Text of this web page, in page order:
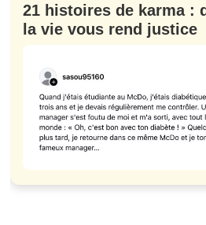
21 histoires de karma :
la vie vous rend justice